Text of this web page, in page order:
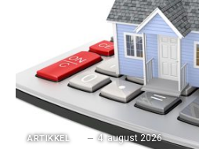
ARTIKKEL 4. august 2026